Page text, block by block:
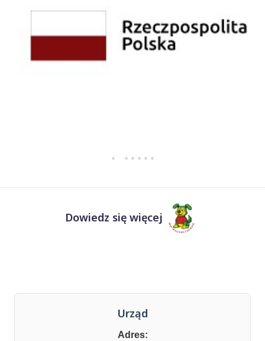
Dowiedz się więcej
Urząd
Adres: